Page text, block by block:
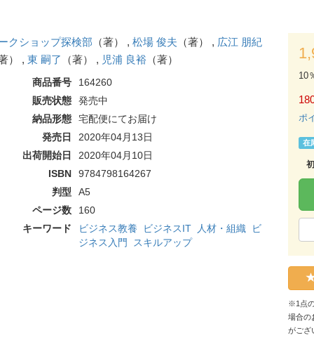
クショップ探検部 （著） , 松場 俊夫 （著） , 広江 朋紀
） , 東 嗣了 （著） , 児浦 良裕（著）
商品番号
164260
販売状態
発売中
納品形態
宅配便にてお届け
発売日
2020年04月13日
出荷開始日
2020年04月10日
ISBN
9784798164267
判型
A5
ページ数
160
キーワード
ビジネス教養 ビジネスIT 人材・組織
ビ
ジネス入門
スキルアップ
10
ポ
在
※1点
場合の
がござ